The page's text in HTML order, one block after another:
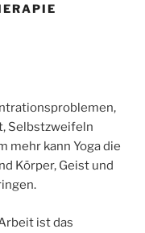
Selbstzweifeln
mehr kann Yoga die
Körper, Geist und
ist das